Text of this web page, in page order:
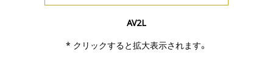
AV2L
* クリックすると拡大表示されます。